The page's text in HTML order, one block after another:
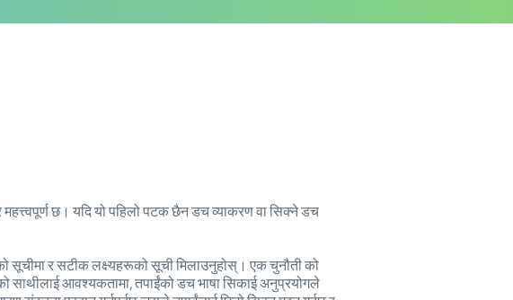
छ। यदि यो पहिलो पटक छैन डच व्याकरण वा सिक्ने डच
सूचीमा र सटीक लक्ष्यहरूको सूची मिलाउनुहोस्। एक चुनौती को
साथीलाई आवश्यकतामा, तपाईंको डच भाषा सिकाई अनुप्रयोगले